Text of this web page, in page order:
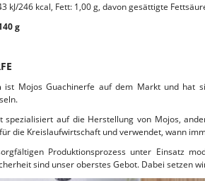
kJ/246 kcal, Fett: 1,00 g, davon gesättigte
g
ist Mojos Guachinerfe auf dem Markt und hat
spezialisiert auf die Herstellung von Mojos,
die Kreislaufwirtschaft und verwendet, wann
Produktionsprozess unter Einsatz
sind unser oberstes Gebot. Dabei setzen